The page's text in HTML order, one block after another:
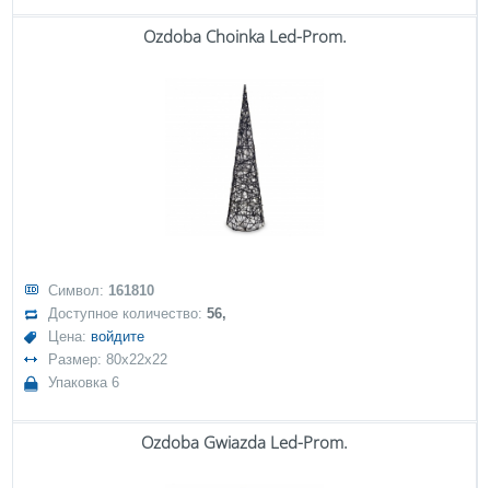
Ozdoba Choinka Led-Prom.
Символ: 161810
Доступное количество:56,
Цена: войдите
Размер: 80x22x22
Упаковка 6
Ozdoba Gwiazda Led-Prom.